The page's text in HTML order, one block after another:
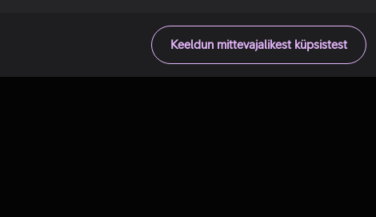
Keeldun mittevajalikest küpsistest